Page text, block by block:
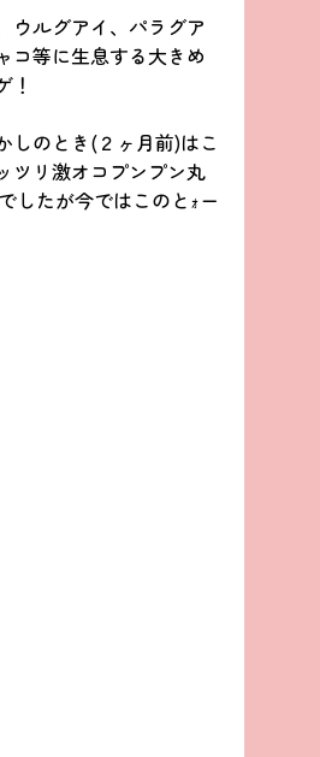
ウルグアイ、パラグア
コ等に生息する大きめ
！
しのとき(２ヶ月前)はこ
ツリ激オコプンプン丸
したが今ではこのとｫー